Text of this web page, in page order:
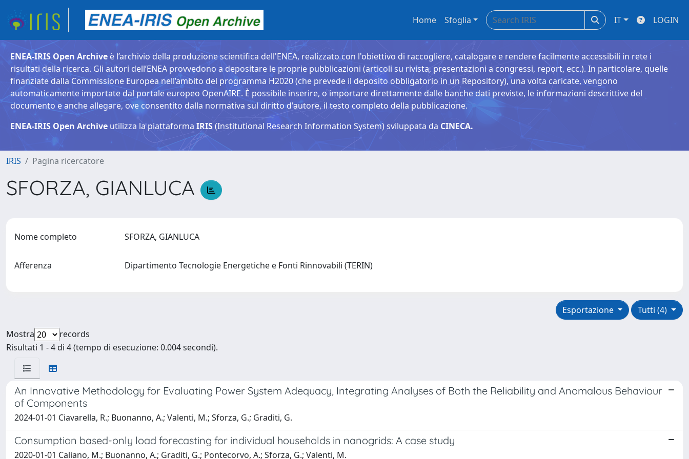
Home Sfoglia IT LOGIN
ENEA-IRIS Open Archive è l’archivio della produzione scientifica dell'ENEA, realizzato con l'obiettivo di raccogliere, catalogare e rendere facilmente accessibili in rete i
risultati della ricerca. Gli autori dell’ENEA provvedono a depositare le proprie pubblicazioni (articoli su rivista, presentazioni a congressi, report, ecc.). In particolare, quelle
finanziate dalla Commissione Europea nell’ambito del programma H2020 (che prevede il deposito obbligatorio in un Repository), una volta caricate, vengono
automaticamente importate dal portale europeo OpenAIRE. È possibile inserire, o importare direttamente dalle banche dati previste, le informazioni descrittive del
documento e anche allegare, ove consentito dalla normativa sul diritto d'autore, il testo completo della pubblicazione.
ENEA-IRIS Open Archive utilizza la piattaforma IRIS(Institutional Research Information System) sviluppata da CINECA.
IRIS Pagina ricercatore
SFORZA, GIANLUCA
Nome completo SFORZA, GIANLUCA
Afferenza Dipartimento Tecnologie Energetiche e Fonti Rinnovabili (TERIN)
Tutti (4)
Esportazione
Mostra
records
Risultati 1 - 4 di 4 (tempo di esecuzione: 0.004 secondi).
An Innovative Methodology for Evaluating Power System Adequacy, Integrating Analyses of Both the Reliability and Anomalous Behaviour
of Components
2024-01-01 Ciavarella, R.; Buonanno, A.; Valenti, M.; Sforza, G.; Graditi, G.
Consumption based-only load forecasting for individual households in nanogrids: A case study
2020-01-01 Caliano, M.; Buonanno, A.; Graditi, G.; Pontecorvo, A.; Sforza, G.; Valenti, M.